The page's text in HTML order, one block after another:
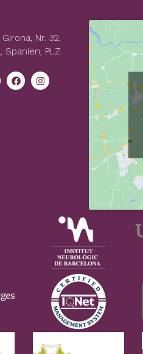
Girona, Nr. 32,
Spanien, PLZ